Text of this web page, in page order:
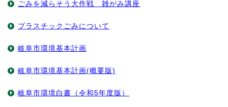
ごみを減らそう大作戦 雑がみ講座
プラスチックごみについて
岐阜市環境基本計画
岐阜市環境基本計画(概要版)
岐阜市環境白書（令和5年度版）